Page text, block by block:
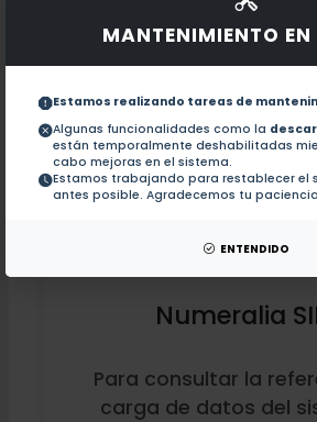
MANTENIMIENTO EN
Estamos realizando tareas de
Algunas funcionalidades como la
están temporalmente deshabilitadas
cabo mejoras en el sistema.
Estamos trabajando para restablecer el
antes posible. Agradecemos tu
ENTENDIDO
Numeralia
Para consultar la
carga de datos del